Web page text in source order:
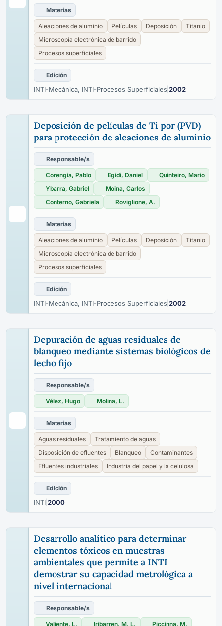
Materias
Aleaciones de aluminio Películas Deposición
Titanio
Microscopía electrónica de barrido
Procesos superficiales
Edición
INTI-Mecánica, INTI-Procesos Superficiales 2002
Deposición de películas de Ti por (PVD)
para protección de aleaciones de aluminio
Responsable/s
Corengia, Pablo Egidi, Daniel
Quinteiro, Mario
Ybarra, Gabriel
Moina, Carlos
Conterno, Gabriela
Roviglione, A.
Materias
Aleaciones de aluminio Películas Deposición
Titanio
Microscopía electrónica de barrido
Procesos superficiales
Edición
INTI-Mecánica, INTI-Procesos Superficiales 2002
Depuración de aguas residuales de
blanqueo mediante sistemas biológicos de
lecho fijo
Responsable/s
Vélez, Hugo Molina, L.
Materias
Aguas residuales
Tratamiento de aguas
Disposición de efluentes
Blanqueo
Contaminantes
Efluentes industriales
Industria del papel y la celulosa
Edición
INTI 2000
Desarrollo analítico para determinar
elementos tóxicos en muestras
ambientales que permite a INTI
demostrar su capacidad metrológica a
nivel internacional
Responsable/s
Valiente, L. Iribarren, M. L. Piccinna, M.